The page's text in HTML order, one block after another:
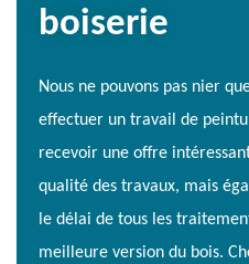
boiserie
Nous ne pouvons pas nier
effectuer un travail de
recevoir une offre
qualité des travaux, mais
le délai de tous les
meilleure version du bois.